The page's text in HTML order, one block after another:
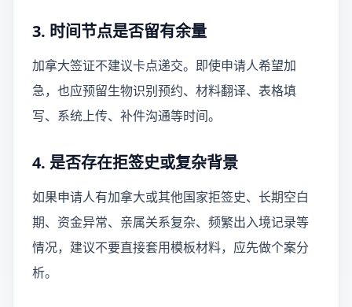
3. 时间节点是否留有余量
加拿大签证不建议卡点递交。即使申请人希望加
急，也应预留生物识别预约、材料翻译、表格填
写、系统上传、补件沟通等时间。
4. 是否存在拒签史或复杂背景
如果申请人有加拿大或其他国家拒签史、长期空白
期、资金异常、亲属关系复杂、频繁出入境记录等
情况，建议不要直接套用模板材料，应先做个案分
析。